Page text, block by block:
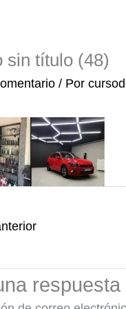
sin título (48)
/ Por
respuesta